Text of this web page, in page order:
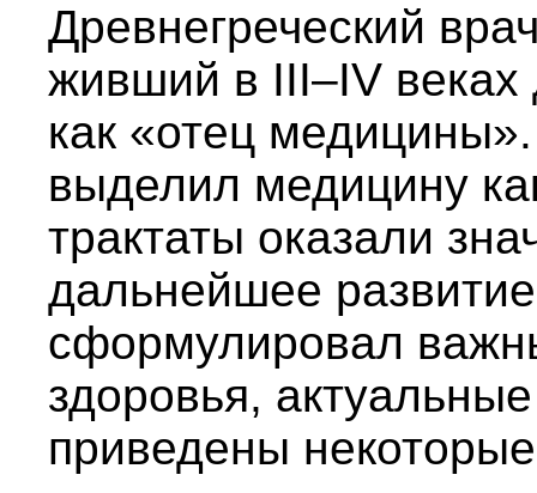
Древнегреческий
живший в III–IV
как «отец
выделил медицину
трактаты оказали
дальнейшее
сформулировал
здоровья,
приведены